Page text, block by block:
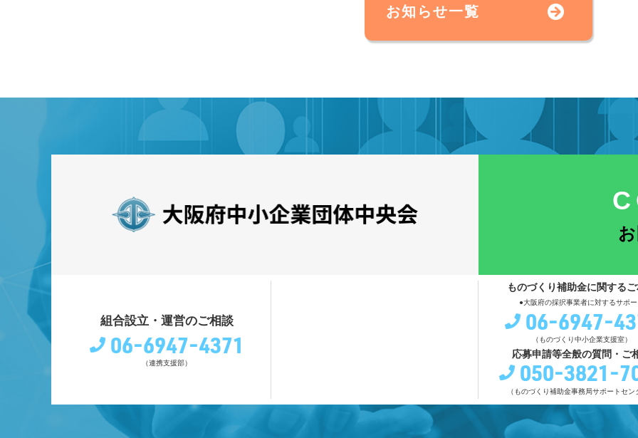
お知らせ一覧
組合設立・運営のご相談
06-6947-4371
（連携支援部）
ものづくり補助金に関する
●大阪府の採択事業者に対するサポ
06-6947-
（ものづくり中小企業支援室）
応募申請等全般の質問・ご
050-3821-
（ものづくり補助金事務局サポートセン